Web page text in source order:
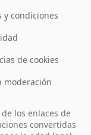
y condiciones
de cookies
moderación
los enlaces de
convertidas